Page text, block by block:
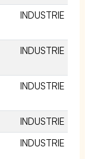
INDUSTRIE
INDUSTRIE
INDUSTRIE
INDUSTRIE
INDUSTRIE